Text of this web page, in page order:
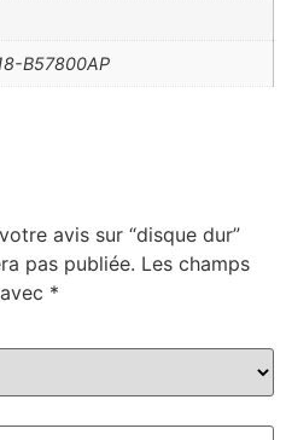
B57800AP
avis sur “disque dur”
pas publiée. Les champs
*